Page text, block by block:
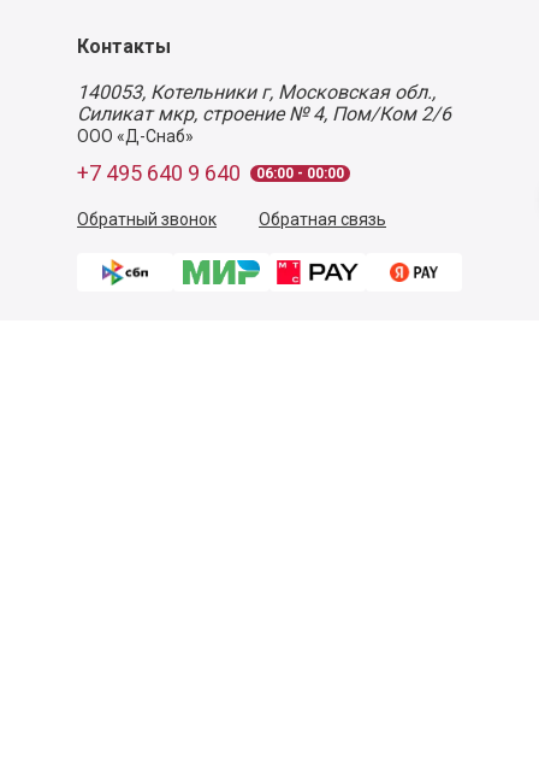
Контакты
140053, Котельники г, Московская обл.,
Силикат мкр, строение № 4, Пом/Ком 2/6
ООО «Д-Снаб»
+7 495 640 9 640 06:00 - 00:00
Обратный звонок Обратная связь